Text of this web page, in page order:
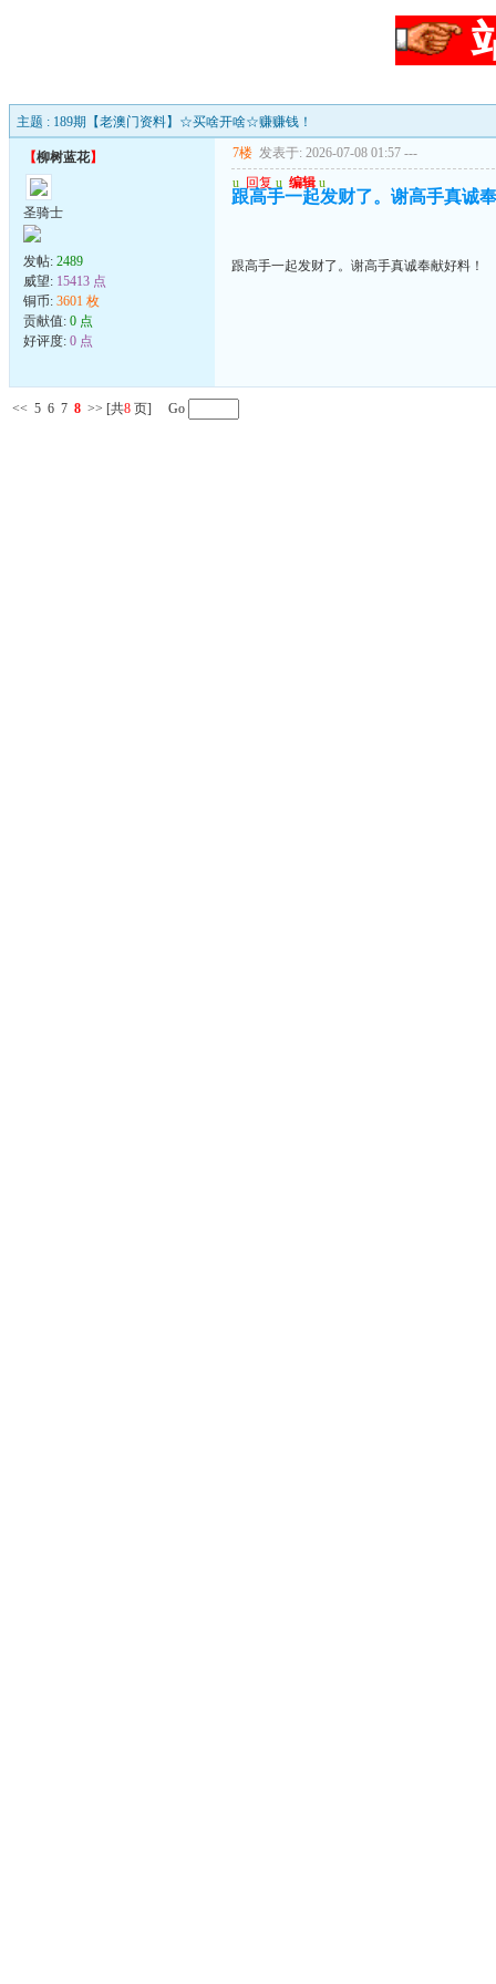
主题 : 189期【老澳门资料】☆买啥开啥☆赚赚钱！
【柳树蓝花】
圣骑士
发帖: 2489
威望: 15413 点
铜币: 3601 枚
贡献值: 0 点
好评度: 0 点
7楼 发表于: 2026-07-08 01:57 ---
u 回复 u 编辑 u
跟高手一起发财了。谢高手真诚
跟高手一起发财了。谢高手真诚奉献好料！
<< 5 6 7 8 >> [共8 页] Go